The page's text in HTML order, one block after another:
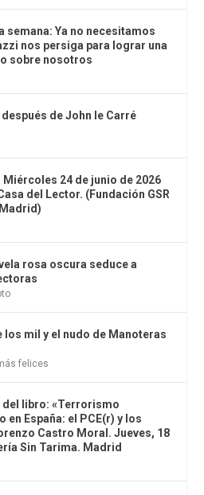
semana: Ya no necesitamos
nos persiga para lograr una
sobre nosotros
de John le Carré
24 de junio de 2026
del Lector. (Fundación GSR
rosa oscura seduce a
los mil y el nudo de Manoteras
felices
libro: «Terrorismo
en España: el PCE(r) y los
Castro Moral. Jueves, 18
Sin Tarima. Madrid